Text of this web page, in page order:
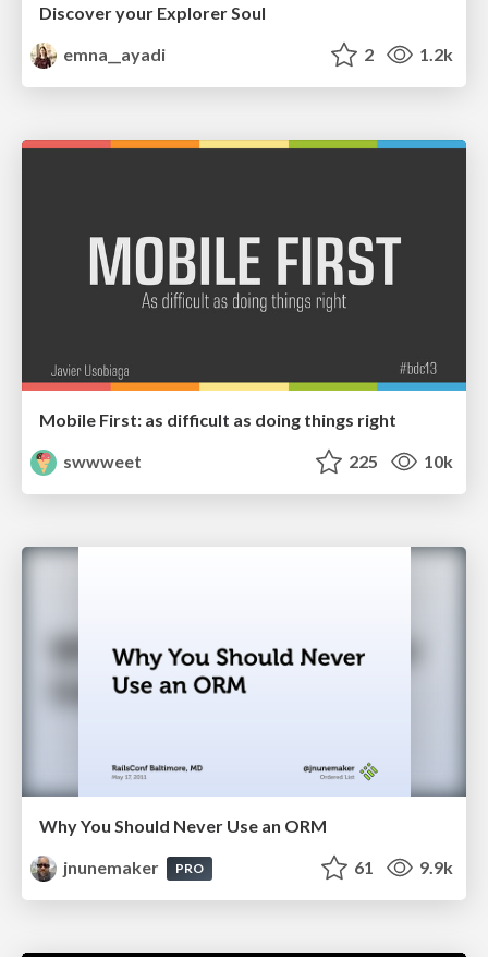
Discover your Explorer Soul
emna__ayadi
2 1.2k
Mobile First: as difficult as doing things right
swwweet
225 10k
Why You Should Never Use an ORM
jnunemaker
PRO 61 9.9k